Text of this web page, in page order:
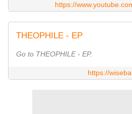
https://
THEOPHILE - EP
Go to THEOPHILE - EP.
https://